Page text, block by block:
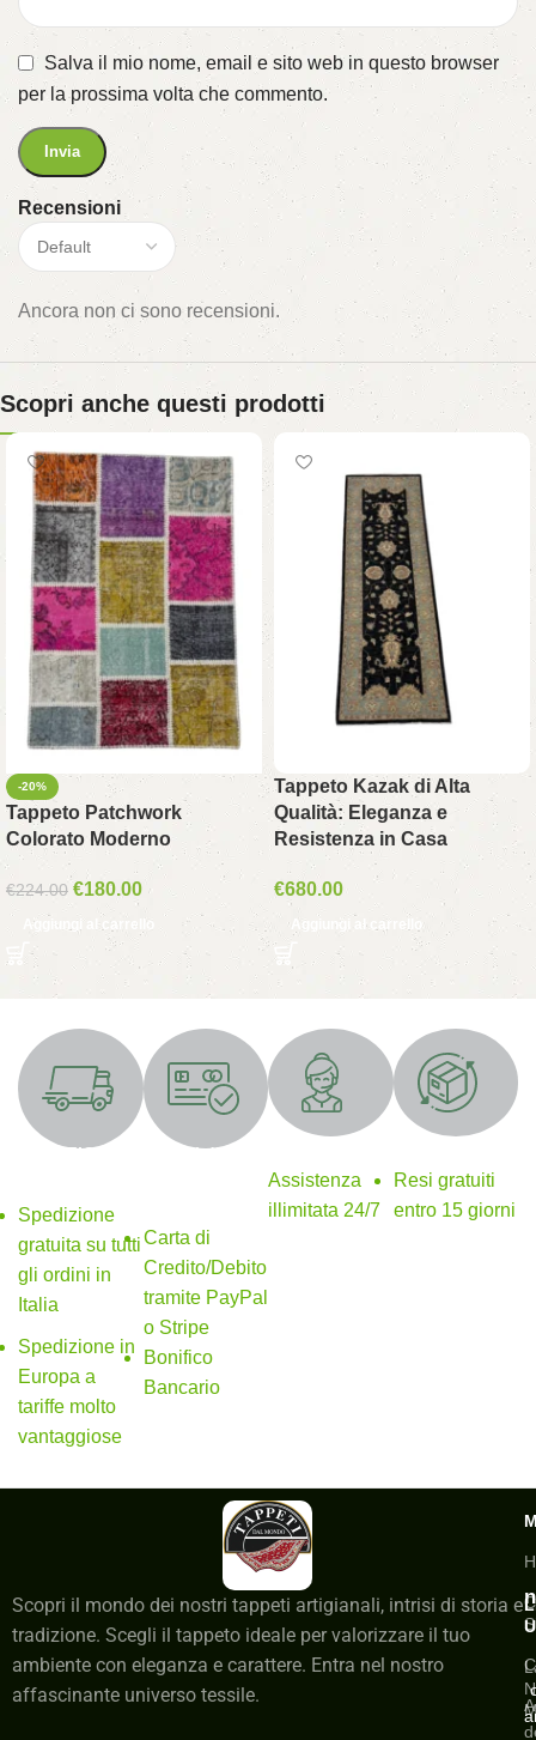
Recensioni
Ancora non ci sono recensioni.
Salva il mio nome, email e sito web in questo browser
per la prossima volta che commento.
Scopri anche questi prodotti
-20%
Tappeto Patchwork
Colorato Moderno
€224.00 €180.00
Aggiungi al carrello
Tappeto Kazak di Alta
Qualità: Eleganza e
Resistenza in Casa
€680.00
Aggiungi al carrello
SPEDIZIONE
Spedizione
gratuita su tutti
gli ordini in
Italia
Spedizione in
Europa a
tariffe molto
vantaggiose
Metodi di
Carta di
Credito/Debito
tramite PayPal
o Stripe
Bonifico
Bancario
Supporto 24/7
Assistenza
illimitata 24/7
Resi gratuiti
Resi gratuiti
entro 15 giorni
Scopri il mondo dei nostri tappeti artigianali, intrisi di storia e
tradizione. Scegli il tappeto ideale per valorizzare il tuo
ambiente con eleganza e carattere. Entra nel nostro
affascinante universo tessile.